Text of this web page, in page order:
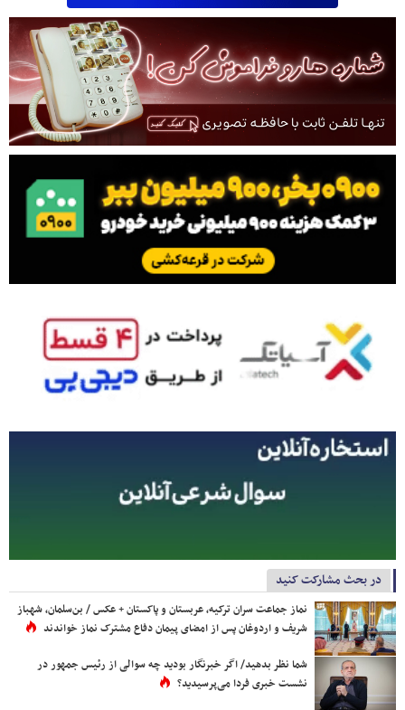
در بحث مشارکت کنید
نماز جماعت سران ترکیه، عربستان و پاکستان + عکس / بن‌سلمان، شهباز
شریف و اردوغان پس از امضای پیمان دفاع مشترک نماز خواندند
شما نظر بدهید/ اگر خبرنگار بودید چه سوالی از رئیس جمهور در
نشست خبری فردا می‌پرسیدید؟